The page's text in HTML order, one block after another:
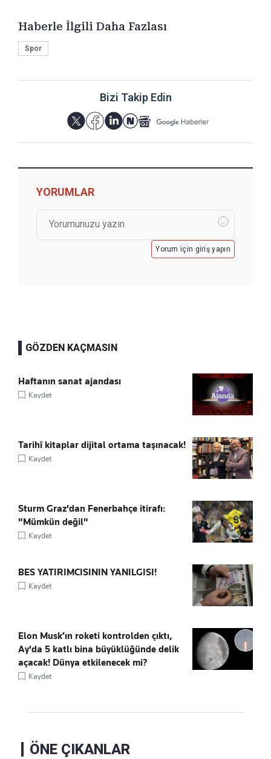
Haberle İlgili Daha Fazlası
Spor
Bizi Takip Edin
YORUMLAR
Yorum için giriş yapın
GÖZDEN KAÇMASIN
Haftanın sanat ajandası
Kaydet
Tarihî kitaplar dijital ortama taşınacak!
Kaydet
Sturm Graz'dan Fenerbahçe itirafı:
"Mümkün değil"
Kaydet
BES YATIRIMCISININ YANILGISI!
Kaydet
Elon Musk’ın roketi kontrolden çıktı,
Ay'da 5 katlı bina büyüklüğünde delik
açacak! Dünya etkilenecek mi?
Kaydet
ÖNE ÇIKANLAR